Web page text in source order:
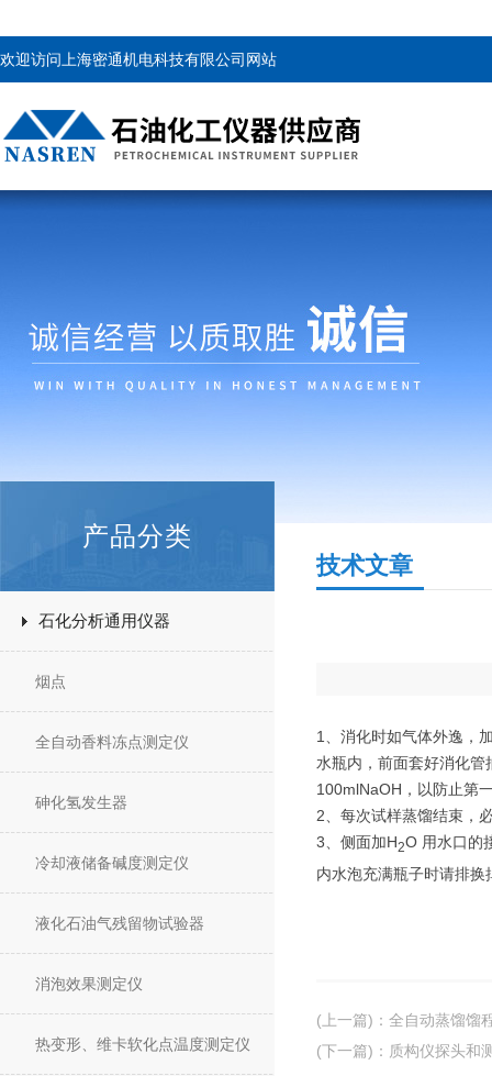
欢迎访问上海密通机电科技有限公司网站
产品分类
石化分析通用仪器
烟点
全自动香料冻点测定仪
砷化氢发生器
冷却液储备碱度测定仪
液化石油气残留物试验器
消泡效果测定仪
热变形、维卡软化点温度测定仪
技术文章
1、消化时如气体外逸，
水瓶内，前面套好消化
100mlNaOH，以防止第
2、每次试样蒸馏结束，
3、侧面加H2O 用水口的
内水泡充满瓶子时请排
(上一篇) ： 全自动蒸馏馏
(下一篇) ： 质构仪探头和